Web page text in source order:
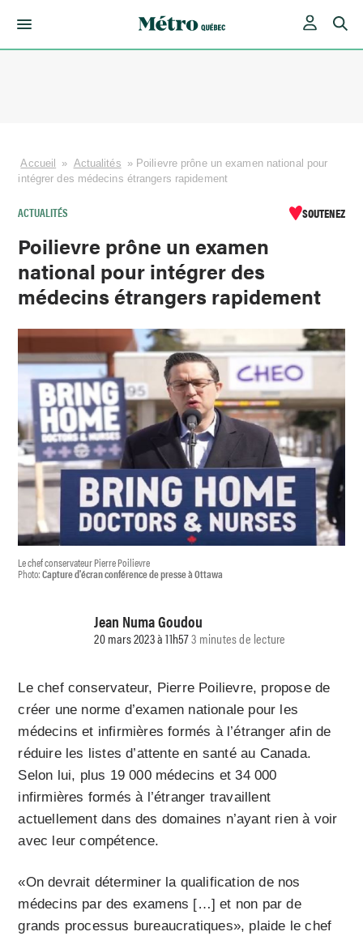
Accueil » Actualités » Poilievre prône un examen national pour
intégrer des médecins étrangers rapidement
ACTUALITÉS SOUTENEZ
Poilievre prône un examen
national pour intégrer des
médecins étrangers rapidement
Le chef conservateur Pierre Poilievre
Photo:Capture d'écran conférence de presse à Ottawa
Jean Numa Goudou
20 mars 2023 à 11h573 minutes de lecture
Le chef conservateur, Pierre Poilievre, propose de
créer une norme d’examen nationale pour les
médecins et infirmières formés à l’étranger afin de
réduire les listes d’attente en santé au Canada.
Selon lui, plus 19 000 médecins et 34 000
infirmières formés à l’étranger travaillent
actuellement dans des domaines n’ayant rien à voir
avec leur compétence.
«On devrait déterminer la qualification de nos
médecins par des examens […] et non par de
grands processus bureaucratiques», plaide le chef